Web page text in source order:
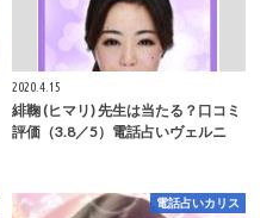
2020.4.15
緋鞠 (ヒマリ) 先生は当たる？口コミ
評価（3.8／5）電話占いヴェルニ
電話占いカリス